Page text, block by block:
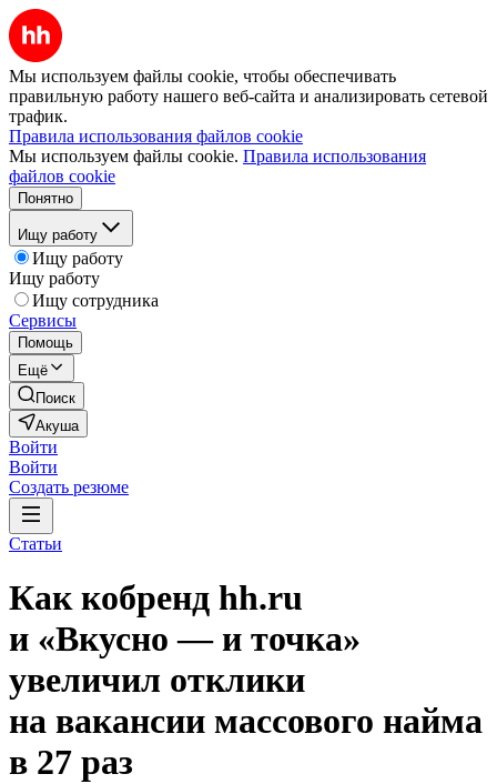
Мы используем файлы cookie, чтобы обеспечивать
правильную работу нашего веб-сайта и анализировать сетевой
трафик.
Правила использования файлов cookie
Мы используем файлы cookie. Правила использования
файлов cookie
Понятно
Ищу работу
Ищу работу
Ищу работу
Ищу сотрудника
Сервисы
Помощь
Ещё
Поиск
Акуша
Войти
Войти
Создать резюме
Статьи
Как кобренд hh.ru
и «Вкусно — и точка»
увеличил отклики
на вакансии массового найма
в 27 раз